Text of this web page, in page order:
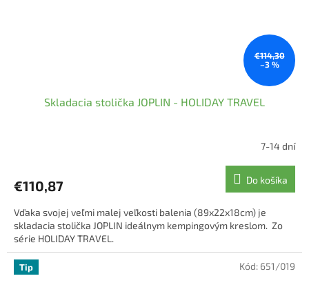
€114,30
–3 %
Skladacia stolička JOPLIN - HOLIDAY TRAVEL
je
z
5
hviezdičiek.
7-14 dní
€110,87 Do košíka
Vďaka svojej veľmi malej veľkosti balenia (89x22x18cm) je
skladacia stolička JOPLIN ideálnym kempingovým kreslom. Zo
série HOLIDAY TRAVEL.
Tip Kód: 651/019